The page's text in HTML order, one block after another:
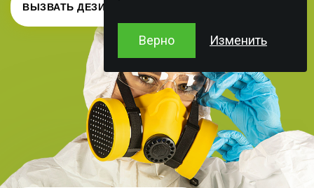
Верно Изменить
ВЫЗВАТЬ ДЕЗИНФЕКТОРА